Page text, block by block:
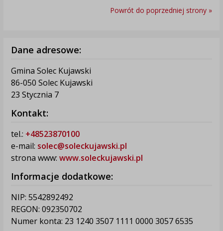
Powrót do poprzedniej strony »
Dane adresowe:
Gmina Solec Kujawski
86-050 Solec Kujawski
23 Stycznia 7
Kontakt:
tel.: +48523870100
e-mail: solec@soleckujawski.pl
strona www: www.soleckujawski.pl
Informacje dodatkowe:
NIP: 5542892492
REGON: 092350702
Numer konta: 23 1240 3507 1111 0000 3057 6535